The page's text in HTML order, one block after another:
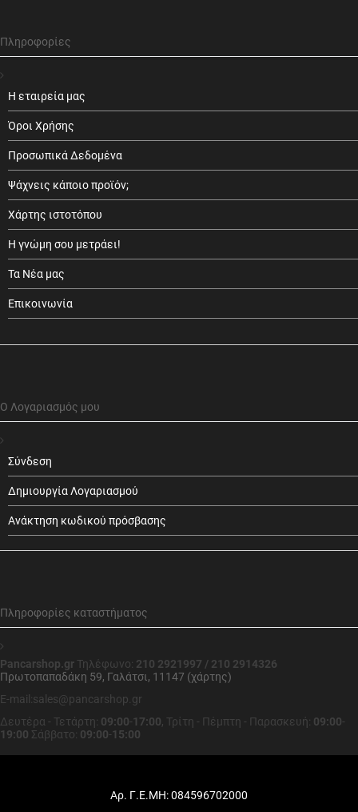
Πληροφορίες
Η εταιρεία μας
Όροι Χρήσης
Προσωπικά Δεδομένα
Ψάχνεις κάποιο προϊόν;
Χάρτης ιστοτόπου
Η γνώμη σου μετράει!
Τα Νέα μας
Επικοινωνία
Ο Λογαριασμός μου
Σύνδεση
Δημιουργία Λογαριασμού
Ανάκτηση κωδικού πρόσβασης
Πληροφορίες καταστήματος
Pancarshop.gr Τηλέφωνο: 210 2921997 / 210 2914326
Πρωτοπαπαδάκη 59, Γαλάτσι, 11147 (χάρτης)
E-mail:sales@pancarshop.gr
Δευτέρα - Τετάρτη: 09:00-17:00, Τρίτη - Πέμπτη - Παρασκευή: 09:00-
19:00 Σάββατο: 09:00-15:00
Αρ. Γ.Ε.ΜΗ: 084596702000